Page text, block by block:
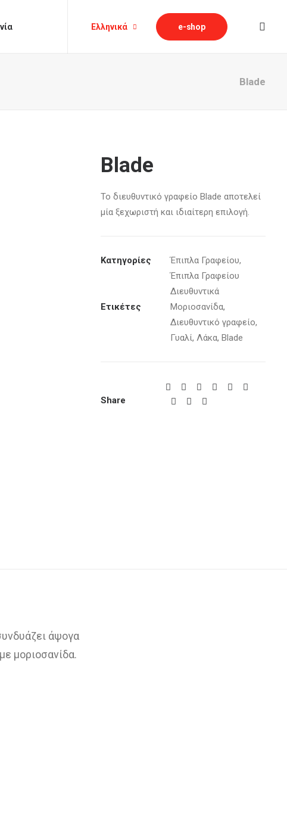
Ελληνικά e-shop
Blade
Blade
Το διευθυντικό γραφείο Blade αποτελεί
μία ξεχωριστή και ιδιαίτερη επιλογή.
Κατηγορίες Έπιπλα Γραφείου,
Έπιπλα Γραφείου
Διευθυντικά
Ετικέτες
Μοριοσανίδα,
Διευθυντικό γραφείο,
Γυαλί, Λάκα, Blade
Share
άψογα
μοριοσανίδα.